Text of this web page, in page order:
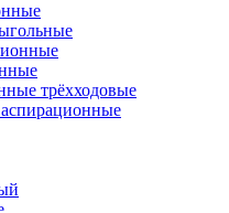
трёхходовые